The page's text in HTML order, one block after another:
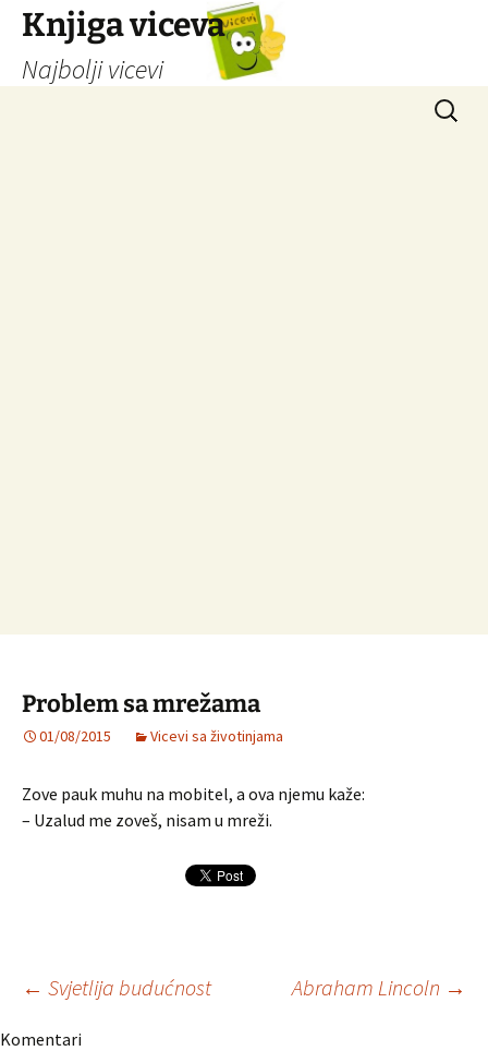
Knjiga viceva
Najbolji vicevi
Problem sa mrežama
01/08/2015 Vicevi sa životinjama
Zove pauk muhu na mobitel, a ova njemu kaže:
– Uzalud me zoveš, nisam u mreži.
Navigacija
← Svjetlija budućnost Abraham Lincoln →
Komentari